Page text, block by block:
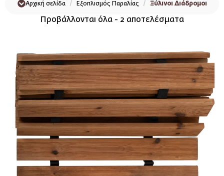
Αρχική σελίδα Εξοπλισμός Παραλίας Ξύλινοι Διάδρομοι
Προβάλλονται όλα - 2 αποτελέσματα